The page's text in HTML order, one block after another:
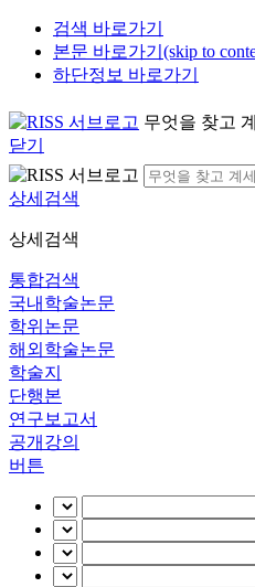
검색 바로가기
본문 바로가기(skip to
하단정보 바로가기
무엇을 찾고
닫기
상세검색
상세검색
통합검색
국내학술논문
학위논문
해외학술논문
학술지
단행본
연구보고서
공개강의
버튼